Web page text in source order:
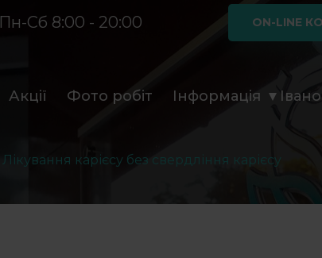
Пн-Сб 8:00 - 20:00 ON-LINE
Акції Фото робіт Інформація
Лікування карієсу без свердління карієсу